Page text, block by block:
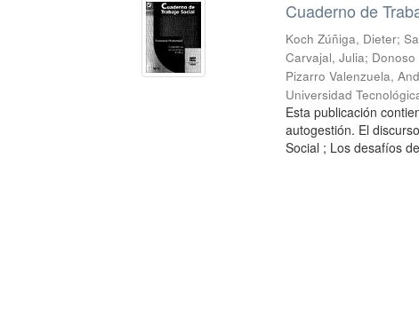
Cuaderno de
Koch Zúñiga, Dieter;
Carvajal, Julia;
Pizarro Valenzuela,
Universidad
Esta publicación
autogestión. El
Social ; Los desafíos